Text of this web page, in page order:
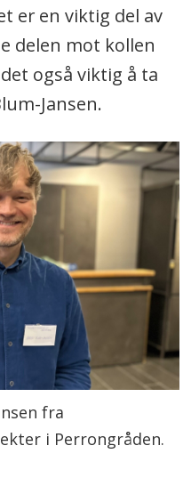
er en viktig del av
delen mot kollen
også viktig å ta
Jansen.
fra
i Perrongråden.